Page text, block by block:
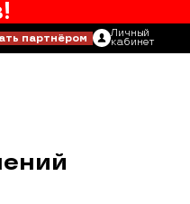
партнёром Личный
кабинет